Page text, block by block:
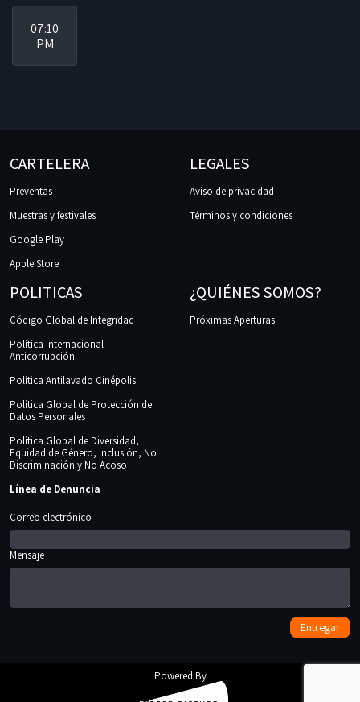
07:10
PM
CARTELERA
Preventas
Muestras y festivales
Google Play
Apple Store
LEGALES
Aviso de privacidad
Términos y condiciones
POLITICAS
Código Global de Integridad
Política Internacional
Anticorrupción
Política Antilavado Cinépolis
Política Global de Protección de
Datos Personales
Política Global de Diversidad,
Equidad de Género, Inclusión, No
Discriminación y No Acoso
Línea de Denuncia
¿QUIÉNES SOMOS?
Próximas Aperturas
Correo electrónico
Mensaje
Powered By